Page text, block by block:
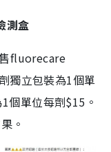
測盒
fluorecare
獨立包裝為1個單
個單位每劑$15。
。